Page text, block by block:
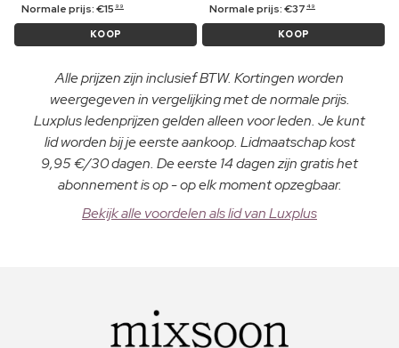
Normale prijs:€15 99
KOOP
Normale prijs:€37 49
KOOP
Alle prijzen zijn inclusief BTW. Kortingen worden
weergegeven in vergelijking met de normale prijs.
Luxplus ledenprijzen gelden alleen voor leden. Je kunt
lid worden bij je eerste aankoop. Lidmaatschap kost
9,95 €/30 dagen. De eerste 14 dagen zijn gratis het
abonnement is op - op elk moment opzegbaar.
Bekijk alle voordelen als lid van Luxplus